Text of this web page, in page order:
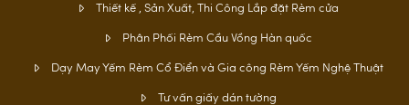
Thiết kế , Sản Xuất, Thi Công Lắp đặt Rèm cửa
Phân Phối Rèm Cầu Vồng Hàn quốc
Dạy May Yếm Rèm Cổ Điển và Gia công Rèm Yếm Nghệ Thuật
Tư vấn giấy dán tường